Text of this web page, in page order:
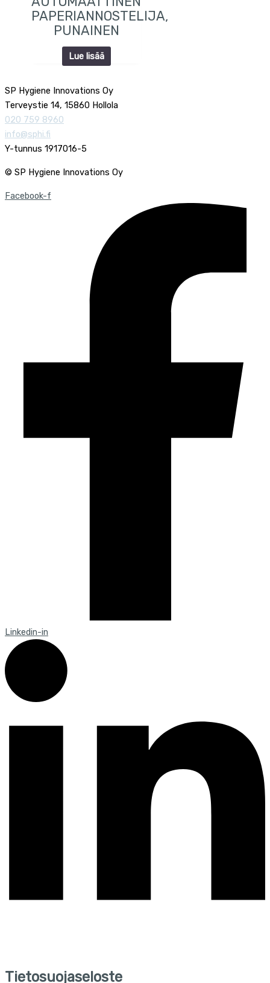
PAPERIANNOSTELIJA,
PUNAINEN
Lue lisää
SP Hygiene Innovations Oy
Terveystie 14, 15860 Hollola
020 759 8960
info@sphi.fi
Y-tunnus 1917016-5
© SP Hygiene Innovations Oy
Facebook-f
Linkedin-in
Tietosuojaseloste